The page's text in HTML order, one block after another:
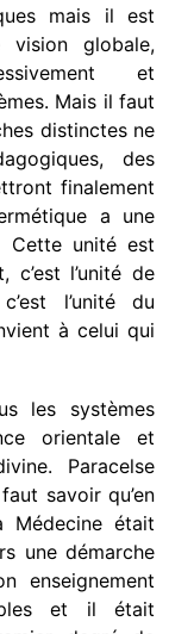
mais il est
globale,
et
Mais il faut
distinctes ne
des
finalement
a une
Cette unité est
c’est l’unité de
l’unité du
à celui qui
les systèmes
orientale et
Paracelse
savoir qu’en
Médecine était
une démarche
enseignement
et il était